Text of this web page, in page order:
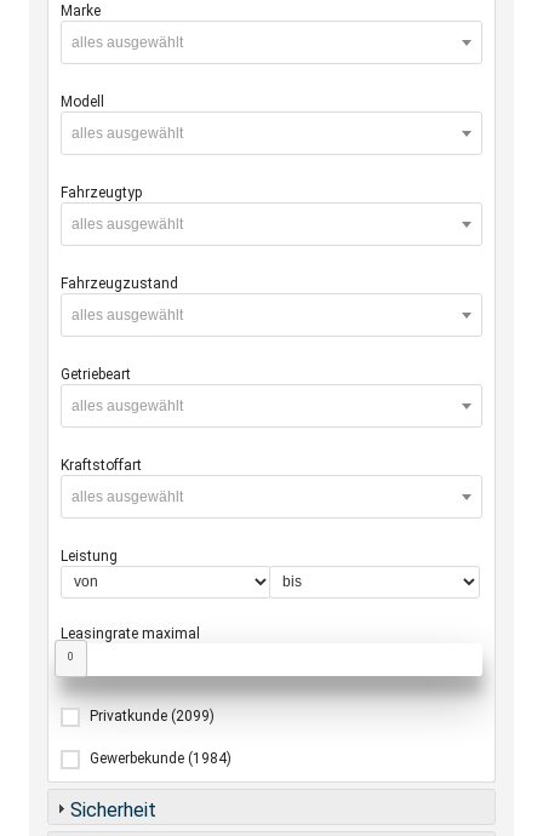
Marke
alles ausgewählt
Modell
alles ausgewählt
Fahrzeugtyp
alles ausgewählt
Fahrzeugzustand
alles ausgewählt
Getriebeart
alles ausgewählt
Kraftstoffart
alles ausgewählt
Leistung
Leasingrate maximal
0
Privatkunde (2099)
Gewerbekunde (1984)
Sicherheit